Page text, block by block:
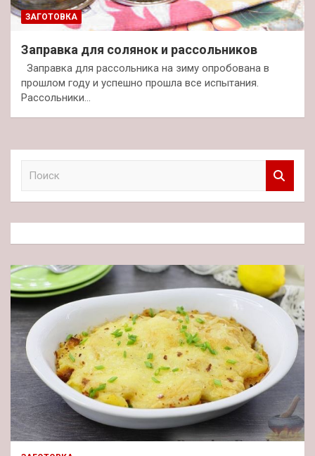
ЗАГОТОВКА
Заправка для солянок и рассольников
Заправка для рассольника на зиму опробована в
прошлом году и успешно прошла все испытания.
Рассольники…
к